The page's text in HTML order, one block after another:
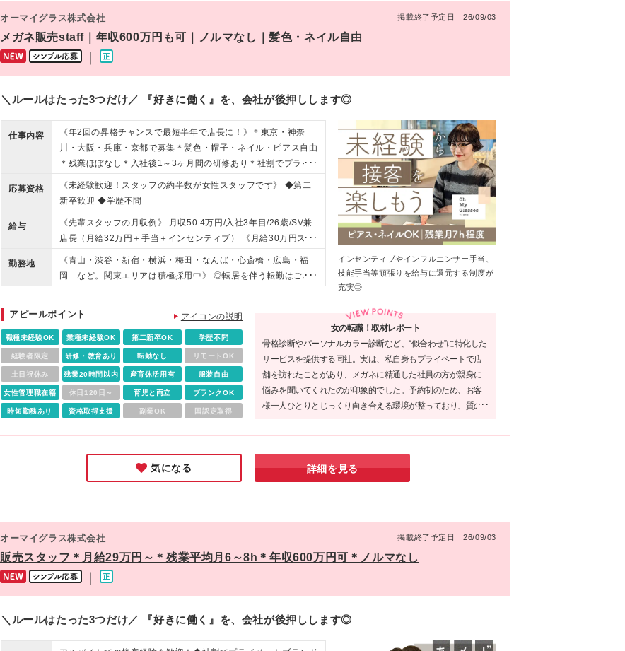
オーマイグラス株式会社 掲載終了予定日 26/09/03
メガネ販売staff｜年収600万円も可｜ノルマなし｜髪色・ネイル自由
＼ルールはたった3つだけ／ 『好きに働く』を、会社が後押しします◎
仕事内容
《年2回の昇格チャンスで最短半年で店長に！》＊東京・神奈
川・大阪・兵庫・京都で募集＊髪色・帽子・ネイル・ピアス自由
＊残業ほぼなし＊入社後1～3ヶ月間の研修あり＊社割でプライ
ベートブランドのメガネが50％OFF
応募資格
《未経験歓迎！スタッフの約半数が女性スタッフです》 ◆第二
新卒歓迎 ◆学歴不問
給与
《先輩スタッフの月収例》 月収50.4万円/入社3年目/26歳/SV兼
店長（月給32万円＋手当＋インセンティブ） 《月給30万円スタ
ートも可能！》 月給24万5000円～30万円＋インセンティブ＋
各種手当 ◎販売スタッフのインセンティブは月平均2～3万円、
店長になると月約7万円になります！ ※店長候補として採用され
ャレンジを応援するための手当が充実》 ◆インセンティブ制度
┗販売スタッフ平均:月額26,192円、店長以上平均: 月額108,66
1円（2024年度実績） ◆インフルエンサー手当 ┗基準を満たす
と月5万円支給 ◆バイリンガル手当 ┗基準を満たすと月1〜5万
円支給 ◆技能手当 ┗基準を満たすと月2〜4万円支給 ※月給に
は固定残業代10時間分（16,690円～）を含みます ※固定残業代
は残業がない場合も支給し、相当時間を超過する場合は別途支給
勤務地
《青山・渋谷・新宿・横浜・梅田・なんば・心斎橋・広島・福
岡…など。関東エリアは積極採用中》 ◎転居を伴う転勤はござ
オーマイグラス東京 銀座店 オーマイグラス東京 東急プラザ銀座
店 オーマイグラス東京 コレド日本橋店 オーマイグラス東京 新
宿東口店 オーマイグラス東京 エソラ池袋店 オーマイグラス東京
吉祥寺店 オーマイグラス東京 二子玉川店 オーマイグラス東京
六本木店 オーマイグラス東京 田町店 麻布眼鏡堂 原宿店 MAISO
N OPTICAL 代官山 MAISON OPTICAL 日比谷 【関西エリア】
オーマイグラス 大阪梅田蔦屋書店 オーマイグラス 大阪心斎橋店
イグラス 福岡天神店 オーマイグラス 天神VIORO店 ※(変更の範
囲)上記を除く当社関連勤務地
インセンティブやインフルエンサー手当、
技能手当等頑張りを給与に還元する制度が
充実◎
アピールポイント アイコンの説明
職種未経験OK 業種未経験OK 第二新卒OK 学歴不問
経験者限定 研修・教育あり 転勤なし リモートOK
土日祝休み 残業20時間以内 産育休活用有 服装自由
女性管理職在籍 休日120日～ 育児と両立 ブランクOK
時短勤務あり 資格取得支援 副業OK 国認定取得
女の転職！取材レポート
骨格診断やパーソナルカラー診断など、“似合わせ”に特化した
サービスを提供する同社。実は、私自身もプライベートで店
舗を訪れたことがあり、メガネに精通した社員の方が親身に
悩みを聞いてくれたのが印象的でした。予約制のため、お客
様一人ひとりとじっくり向き合える環境が整っており、質の
るのが同社の魅力。接客業での転職を考える方に是非オスス
メしたい企業です◎
気になる 詳細を見る
オーマイグラス株式会社 掲載終了予定日 26/09/03
販売スタッフ＊月給29万円～＊残業平均月6～8h＊年収600万円可＊ノルマなし
＼ルールはたった3つだけ／ 『好きに働く』を、会社が後押しします◎